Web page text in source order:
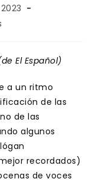
El Español)
a un ritmo
de las
de las
algunos
recordados)
de voces